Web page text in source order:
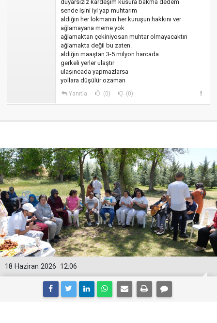
duyarsızız kardeşim kusura bakma dedem
sende işini iyi yap muhtarım
aldığın her lokmanın her kuruşun hakkını ver
ağlamayana meme yok
ağlamaktan çekiniyosan muhtar olmayacaktın
ağlamakta değil bu zaten.
aldığın maaştan 3-5 milyon harcada
gerkeli yerler ulaştır
ulaşıncada yapmazlarsa
yollara düşülür ozaman
Yanıtla (0) (0)
12:06
18 Haziran 2026